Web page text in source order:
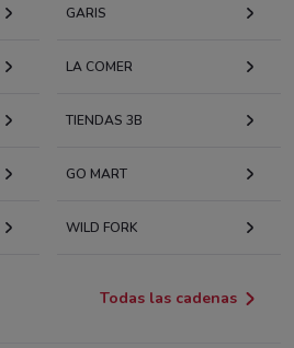
GARIS
LA COMER
TIENDAS 3B
GO MART
WILD FORK
Todas las cadenas